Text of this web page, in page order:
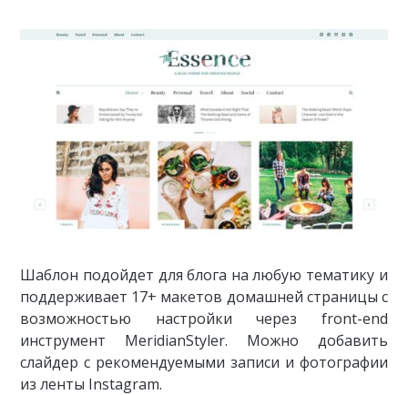
Шаблон подойдет для блога на любую тематику и
поддерживает 17+ макетов домашней страницы с
возможностью настройки через front-end
инструмент MeridianStyler. Можно добавить
слайдер с рекомендуемыми записи и фотографии
из ленты Instagram.